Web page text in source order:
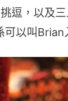
逗，以及
以叫Brian